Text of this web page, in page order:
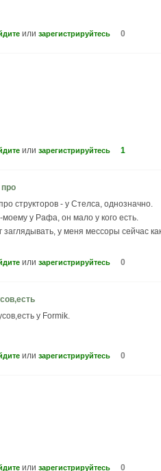
или зарегистрируйтесь 0
или зарегистрируйтесь 1
структоров - у Стелса, однозначно.
у Рафа, он мало у кого есть.
заглядывать, у меня мессоры сейчас
или зарегистрируйтесь 0
у Formik.
или зарегистрируйтесь 0
или зарегистрируйтесь 0